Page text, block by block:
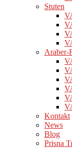
Stuten
Araber-
Kontakt
News
Blog
Prisna